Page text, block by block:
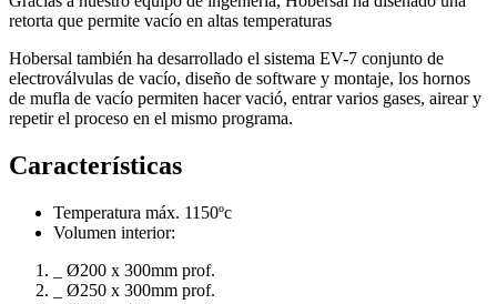
retorta que permite vacío en altas temperaturas
Hobersal también ha desarrollado el sistema EV-7 conjunto de
electroválvulas de vacío, diseño de software y montaje, los hornos
de mufla de vacío permiten hacer vació, entrar varios gases, airear y
repetir el proceso en el mismo programa.
Características
Temperatura máx. 1150ºc
Volumen interior:
_ Ø200 x 300mm prof.
_ Ø250 x 300mm prof.